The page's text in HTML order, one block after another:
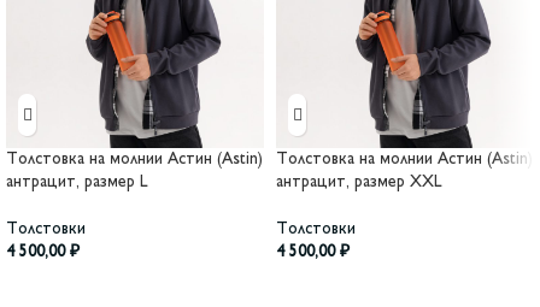
Толстовка на молнии Астин (Astin)
антрацит, размер L
Толстовки
4 500,00 ₽
Толстовка на молнии Астин (Astin)
антрацит, размер XXL
Толстовки
4 500,00 ₽